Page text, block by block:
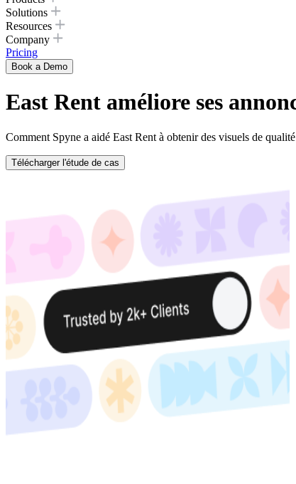
Solutions
Resources
Company
Pricing
Book a Demo
East Rent améliore ses
Comment Spyne a aidé East Rent à obtenir des visuels de
Télécharger l'étude de cas